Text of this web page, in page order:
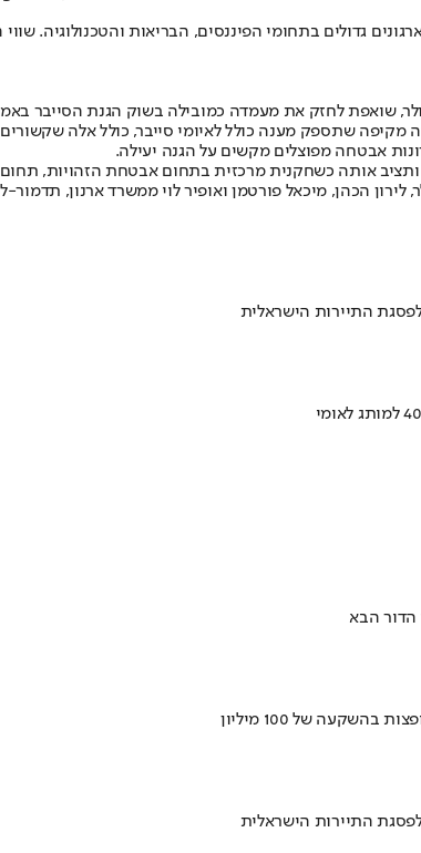
שתספק מענה כולל לאיומי סייבר, כולל אלה שקשורים
אבטחה מפוצלים מקשים על הגנה יעילה.
אותה כשחקנית מרכזית בתחום אבטחת הזהויות,
הכהן, מיכאל פורטמן ואופיר לוי ממשרד ארנון, תדמור-
התיירות הישראלית
הדור הבא
התיירות הישראלית